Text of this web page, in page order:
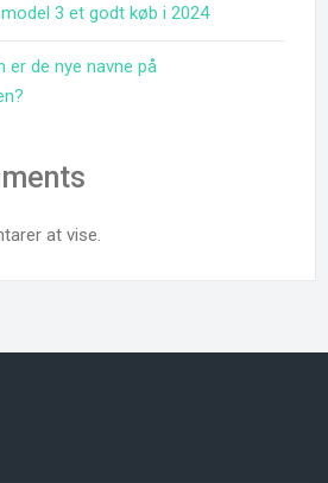
3 et godt køb i 2024
er de nye navne på
at vise.